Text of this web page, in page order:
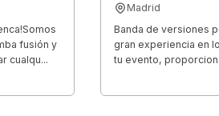
fusión y
cualqu...
Madrid
Banda de versiones
gran experiencia en
tu evento,